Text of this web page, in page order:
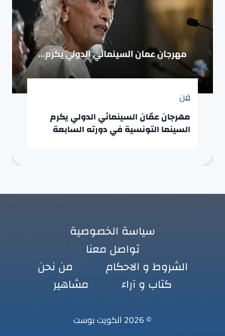
فن
مهرجان عمّان السينمائي الدولي يكرم
السينما التونسية في دورته السابعة
سياسة الخصوصية
تواصل معنا
الشروط و الاحكام
من نحن
كتاب و آراء
مشاهير
© 2026 الكويت بوست